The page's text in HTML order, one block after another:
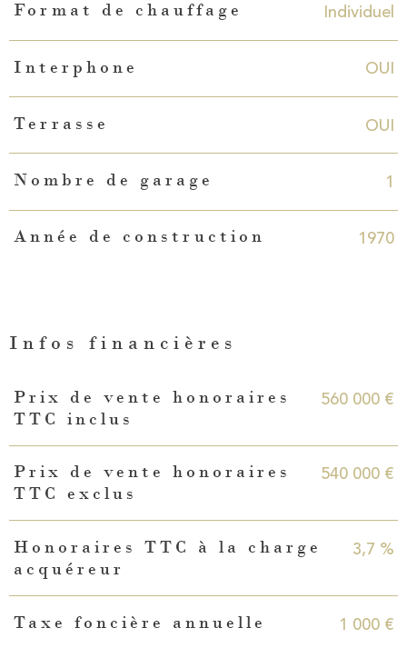
Format de chauffage Individuel
Interphone OUI
Terrasse OUI
Nombre de garage 1
Année de construction 1970
Infos financières
Caractéristiques Valeurs
Prix de vente honoraires
TTC inclus
560 000 €
Prix de vente honoraires
TTC exclus
540 000 €
Honoraires TTC à la charge
acquéreur
3,7 %
Taxe foncière annuelle 1 000 €